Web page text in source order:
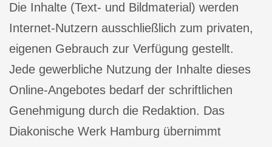
Die Inhalte (Text- und Bildmaterial) werden
Internet-Nutzern ausschließlich zum privaten,
eigenen Gebrauch zur Verfügung gestellt.
Jede gewerbliche Nutzung der Inhalte dieses
Online-Angebotes bedarf der schriftlichen
Genehmigung durch die Redaktion. Das
Diakonische Werk Hamburg übernimmt